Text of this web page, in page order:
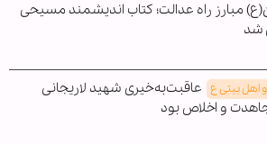
مبارز راه عدالت؛ کتاب اندیشمند مسیحی
شد
و اهل بیتی ع عاقبت‌به‌خیری شهید لاریجانی
و اخلاص بود